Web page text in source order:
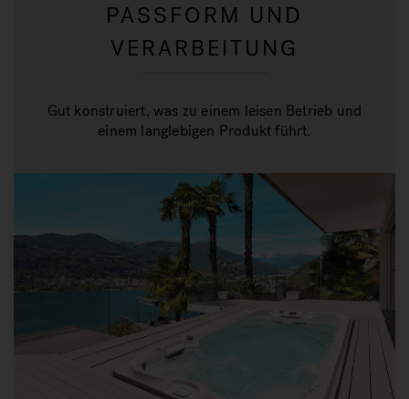
PASSFORM UND
VERARBEITUNG
Gut konstruiert, was zu einem leisen Betrieb und
einem langlebigen Produkt führt.